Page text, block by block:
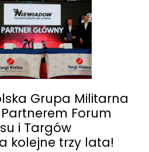
Grupa Militarna
Partnerem Forum
i Targów
kolejne trzy lata!